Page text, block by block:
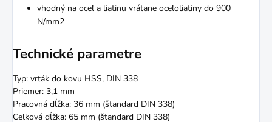
vhodný na oceľ a liatinu vrátane oceľoliatiny do 900
N/mm2
Technické parametre
Typ: vrták do kovu HSS, DIN 338
Priemer: 3,1 mm
Pracovná dĺžka: 36 mm (štandard DIN 338)
Celková dĺžka: 65 mm (štandard DIN 338)